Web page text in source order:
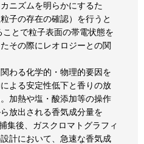
ニズムを明らかにするた
子の存在の確認）を行うと
とで粒子表面の帯電状態を
その際にレオロジーとの関
わる化学的・物理的要因を
よる安定性低下と香りの放
加熱や塩・酸添加等の操作
放出される香気成分量を
集後、ガスクロマトグラフィ
計において、急速な香気成